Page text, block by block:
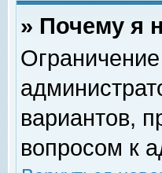
» Почему я
Ограничение
вариантов,
вопросом к